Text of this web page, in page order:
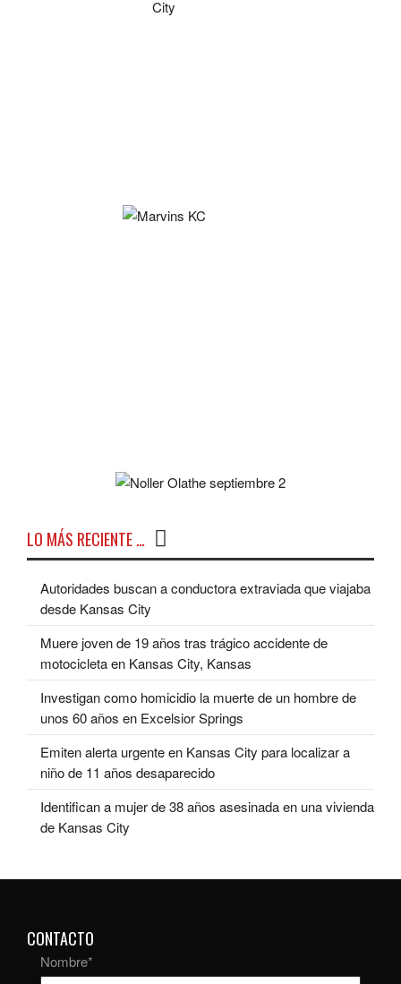
LO MÁS RECIENTE …
Autoridades buscan a conductora extraviada que viajaba
desde Kansas City
Muere joven de 19 años tras trágico accidente de
motocicleta en Kansas City, Kansas
Investigan como homicidio la muerte de un hombre de
unos 60 años en Excelsior Springs
Emiten alerta urgente en Kansas City para localizar a
niño de 11 años desaparecido
Identifican a mujer de 38 años asesinada en una vivienda
de Kansas City
CONTACTO
Nombre*